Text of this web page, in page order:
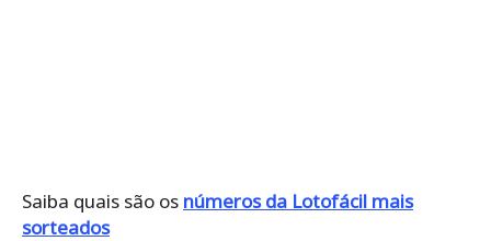
Saiba quais são os números da Lotofácil mais
sorteados